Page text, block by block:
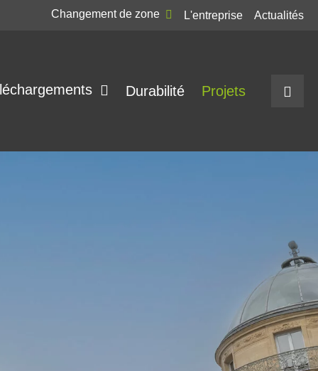
Changement de zone L'entreprise Actualités
Durabilité Projets